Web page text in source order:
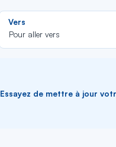
Rechercher
dans
Vers
Pour aller vers
Essayez de mettre à jour